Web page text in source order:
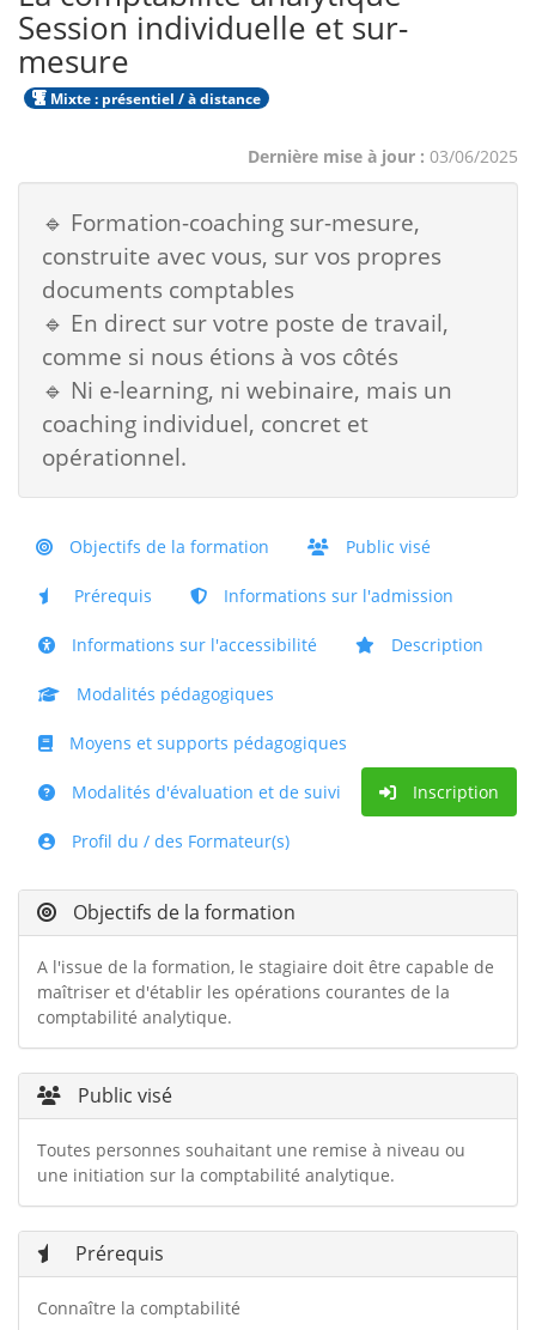
Session individuelle et sur-
mesure
Mixte : présentiel / à distance
Dernière mise à jour : 03/06/2025
🔹 Formation-coaching sur-mesure,
construite avec vous, sur vos propres
documents comptables
🔹 En direct sur votre poste de travail,
comme si nous étions à vos côtés
🔹 Ni e-learning, ni webinaire, mais un
coaching individuel, concret et
opérationnel.
Objectifs de la formation Public visé
Prérequis Informations sur l'admission
Informations sur l'accessibilité Description
Modalités pédagogiques
Moyens et supports pédagogiques
Modalités d'évaluation et de suivi Inscription
Profil du / des Formateur(s)
Objectifs de la formation
A l'issue de la formation, le stagiaire doit être capable de
maîtriser et d'établir les opérations courantes de la
comptabilité analytique.
Public visé
Toutes personnes souhaitant une remise à niveau ou
une initiation sur la comptabilité analytique.
Prérequis
Connaître la comptabilité